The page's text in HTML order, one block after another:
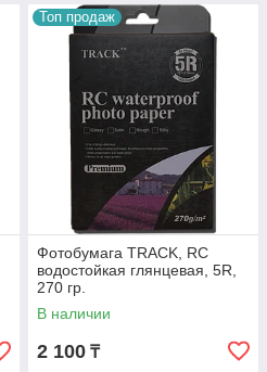
Топ продаж
Фотобумага TRACK, RC
водостойкая глянцевая, 5R,
270 гр.
В наличии
2 100 ₸